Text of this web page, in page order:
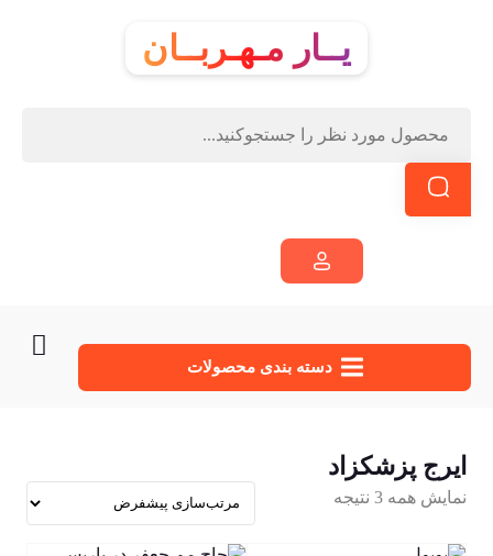
یــار مـهـربــان
دسته‌ بندی محصولات
ایرج پزشکزاد
نمایش همه 3 نتیجه